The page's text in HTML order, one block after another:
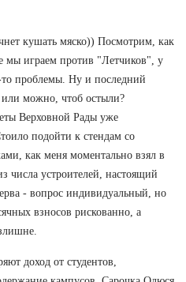
кушать мяско)) Посмотрим, как
мы играем против "Летчиков", у
то проблемы. Ну и последний
можно, чтоб остыли?
Верховной Рады уже
подойти к стендам со
как меня моментально взял в
числа устроителей, настоящий
- вопрос индивидуальный, но
взносов рискованно, а
доход от студентов,